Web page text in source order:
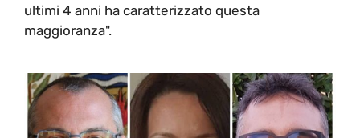
ultimi 4 anni ha caratterizzato questa
maggioranza".